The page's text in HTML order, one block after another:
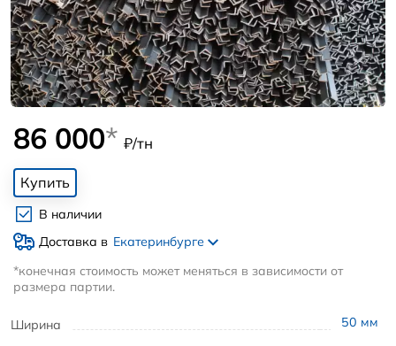
Ширина 50 мм
86 000* ₽/тн
Купить
В наличии
Доставка в Екатеринбурге
*конечная стоимость может меняться в зависимости от
размера партии.